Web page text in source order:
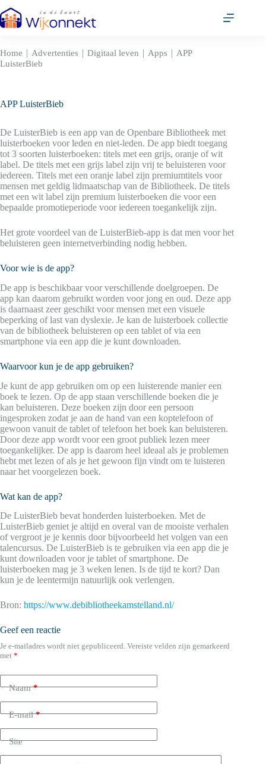
naar
de
Home | Advertenties | Digitaal leven | Apps | APP
LuisterBieb
APP LuisterBieb
De LuisterBieb is een app van de Openbare Bibliotheek met
luisterboeken voor leden en niet-leden. De app biedt toegang
tot 3 soorten luisterboeken: titels met een grijs, oranje of wit
label. De titels met een grijs label zijn vrij te beluisteren voor
iedereen. Titels met een oranje label zijn premiumtitels voor
mensen met geldig lidmaatschap van de Bibliotheek. De titels
met een wit label zijn premium luisterboeken die voor een
bepaalde promotieperiode voor iedereen toegankelijk zijn.
Het grote voordeel van de LuisterBieb-app is dat men voor het
beluisteren geen internetverbinding nodig hebben.
Voor wie is de app?
De app is beschikbaar voor verschillende doelgroepen. De
app kan daarom gebruikt worden voor jong en oud. Deze app
is daarnaast zeer geschikt voor mensen met een visuele
beperking of last van dyslexie. Je kan de luisterboek collectie
van de bibliotheek beluisteren op een tablet of via een
smartphone via een app die je kunt downloaden.
Waarvoor kun je de app gebruiken?
Je kunt de app gebruiken om op een luisterende manier een
boek te lezen. Op de app staan verschillende boeken die je
kan beluisteren. Deze boeken zijn door een persoon
ingesproken zodat je aan de hand van een koptelefoon of
gewoon vanuit de tablet of telefoon het boek kan beluisteren.
Door deze app wordt voor een groot publiek lezen meer
toegankelijker. De app is daarom heel ideaal als je problemen
hebt met lezen of als je het gewoon fijn vindt om te luisteren
naar het voorgelezen boek.
Wat kan de app?
De LuisterBieb bevat honderden luisterboeken. Met de
LuisterBieb geniet je altijd en overal van de mooiste verhalen
of vergroot je je kennis door bijvoorbeeld het volgen van een
talencursus. De LuisterBieb is te gebruiken via een app die je
kunt downloaden voor je tablet of smartphone. De
luisterboeken mag je 3 weken lenen. Is de tijd te kort? Dan
kun je de leentermijn natuurlijk ook verlengen.
Bron: https://www.debibliotheekamstelland.nl/
Geef een reactie
Je e-mailadres wordt niet gepubliceerd. Vereiste velden zijn gemarkeerd
met *
Naam*
E-mail*
Site